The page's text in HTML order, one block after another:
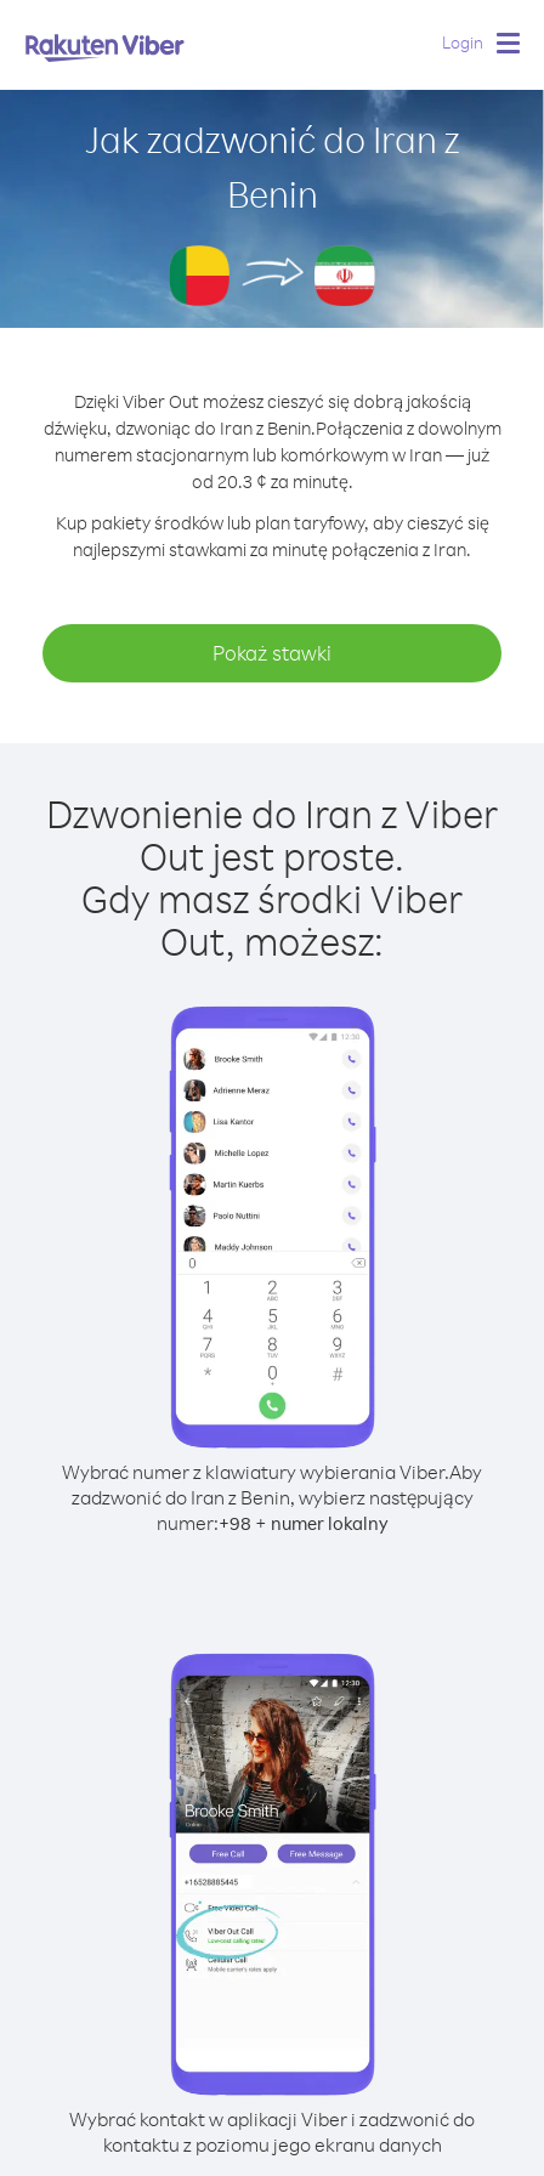
Login
Jak zadzwonić do Iran z
Benin
Dzięki Viber Out możesz cieszyć się dobrą jakością
dźwięku, dzwoniąc do Iran z Benin.Połączenia z dowolnym
numerem stacjonarnym lub komórkowym w Iran — już
od 20.3 ¢ za minutę.
Kup pakiety środków lub plan taryfowy, aby cieszyć się
najlepszymi stawkami za minutę połączenia z Iran.
Pokaż stawki
Dzwonienie do Iran z Viber
Out jest proste.
Gdy masz środki Viber
Out, możesz:
Wybrać numer z klawiatury wybierania Viber.Aby
zadzwonić do Iran z Benin, wybierz następujący
numer:+98 + numer lokalny
Wybrać kontakt w aplikacji Viber i zadzwonić do
kontaktu z poziomu jego ekranu danych